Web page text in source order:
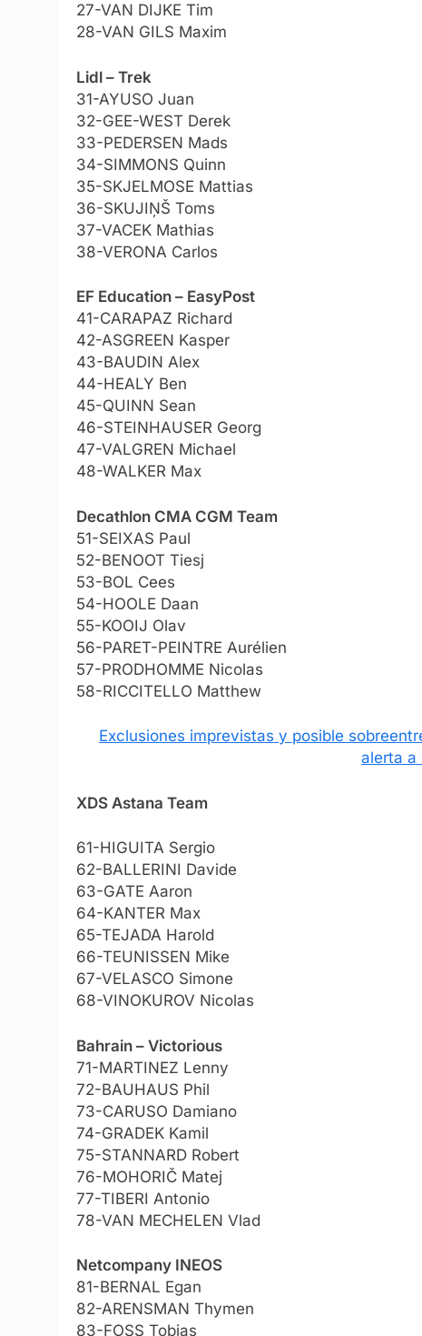
27-VAN DIJKE Tim
28-VAN GILS Maxim
Lidl – Trek
31-AYUSO Juan
32-GEE-WEST Derek
33-PEDERSEN Mads
34-SIMMONS Quinn
35-SKJELMOSE Mattias
36-SKUJIŅŠ Toms
37-VACEK Mathias
38-VERONA Carlos
EF Education – EasyPost
41-CARAPAZ Richard
42-ASGREEN Kasper
43-BAUDIN Alex
44-HEALY Ben
45-QUINN Sean
46-STEINHAUSER Georg
47-VALGREN Michael
48-WALKER Max
Decathlon CMA CGM Team
51-SEIXAS Paul
52-BENOOT Tiesj
53-BOL Cees
54-HOOLE Daan
55-KOOIJ Olav
56-PARET-PEINTRE Aurélien
57-PRODHOMME Nicolas
58-RICCITELLO Matthew
Exclusiones imprevistas y posible
alerta a
XDS Astana Team
61-HIGUITA Sergio
62-BALLERINI Davide
63-GATE Aaron
64-KANTER Max
65-TEJADA Harold
66-TEUNISSEN Mike
67-VELASCO Simone
68-VINOKUROV Nicolas
Bahrain – Victorious
71-MARTINEZ Lenny
72-BAUHAUS Phil
73-CARUSO Damiano
74-GRADEK Kamil
75-STANNARD Robert
76-MOHORIČ Matej
77-TIBERI Antonio
78-VAN MECHELEN Vlad
Netcompany INEOS
81-BERNAL Egan
82-ARENSMAN Thymen
83-FOSS Tobias